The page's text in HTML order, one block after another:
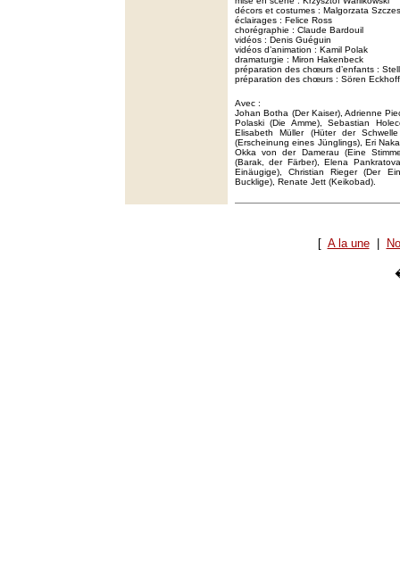
décors et costumes : Malgorzata
éclairages : Felice Ross
chorégraphie : Claude Bardouil
vidéos : Denis Guéguin
vidéos d’animation : Kamil Polak
dramaturgie : Miron Hakenbeck
préparation des chœurs d’enfants :
préparation des chœurs : Sören Eckhoff
Avec :
Johan Botha (Der Kaiser), Adrienne
Polaski (Die Amme), Sebastian
Elisabeth Müller (Hüter der
(Erscheinung eines Jünglings), Eri
Okka von der Damerau (Eine
(Barak, der Färber), Elena
Einäugige), Christian Rieger (Der
Bucklige), Renate Jett (Keikobad).
[ A la une|